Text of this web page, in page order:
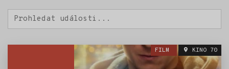
Hledat
FILM KINO 70